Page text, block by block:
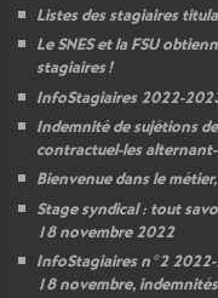
Listes des stagiaires
LeSNESet la FSU
stagiaires!
InfoStagiaires 2022-
Indemnité de sujétions
contractuel-les
Bienvenue dans le
Stage syndical : tout
18 novembre 2022
InfoStagiaires n°2
18 novembre, indemnités